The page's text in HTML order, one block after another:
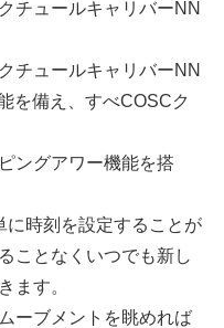
チュールキャリバーNN
チュールキャリバーNN
を備え、すべCOSCク
ングアワー機能を搭
に時刻を設定することが
ことなくいつでも新し
ます。
ーブメントを眺めれば